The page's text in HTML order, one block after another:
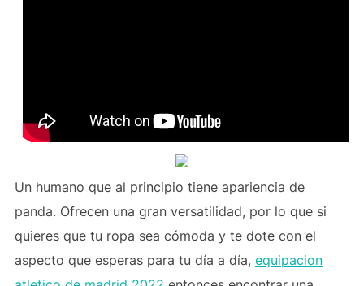
Un humano que al principio tiene apariencia de
panda. Ofrecen una gran versatilidad, por lo que si
quieres que tu ropa sea cómoda y te dote con el
aspecto que esperas para tu día a día, equipacion